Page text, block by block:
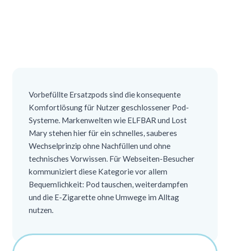
Vorbefüllte Ersatzpods sind die konsequente
Komfortlösung für Nutzer geschlossener Pod-
Systeme. Markenwelten wie ELFBAR und Lost
Mary stehen hier für ein schnelles, sauberes
Wechselprinzip ohne Nachfüllen und ohne
technisches Vorwissen. Für Webseiten-Besucher
kommuniziert diese Kategorie vor allem
Bequemlichkeit: Pod tauschen, weiterdampfen
und die E-Zigarette ohne Umwege im Alltag
nutzen.